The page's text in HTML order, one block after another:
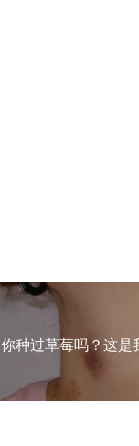
你种过草莓吗？这是